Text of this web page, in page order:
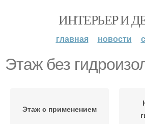
ИНТЕРЬЕР И
главная новости
Этаж без
Этаж с применением